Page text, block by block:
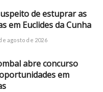
de estuprar as
em Euclides da Cunha
agosto de 2026
abre concurso
em